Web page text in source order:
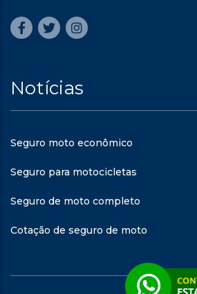
Notícias
Seguro moto econômico
Seguro para motocicletas
Seguro de moto completo
Cotação de seguro de moto